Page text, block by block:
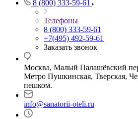
8 (800) 333-59-61
Телефоны
8 (800) 333-59-61
+7(495) 492-59-61
Заказать звонок
Москва, Малый Палашёвский
Метро Пушкинская, Тверская,
пешком.
info@sanatorii-oteli.ru